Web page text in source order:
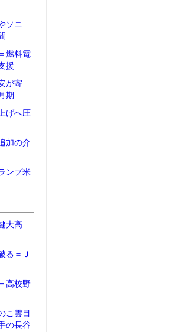
ソニ
燃料電
援
が寄
期
げへ圧
加の介
ンプ米
大高
る＝Ｊ
高校野
こ雲目
の長谷